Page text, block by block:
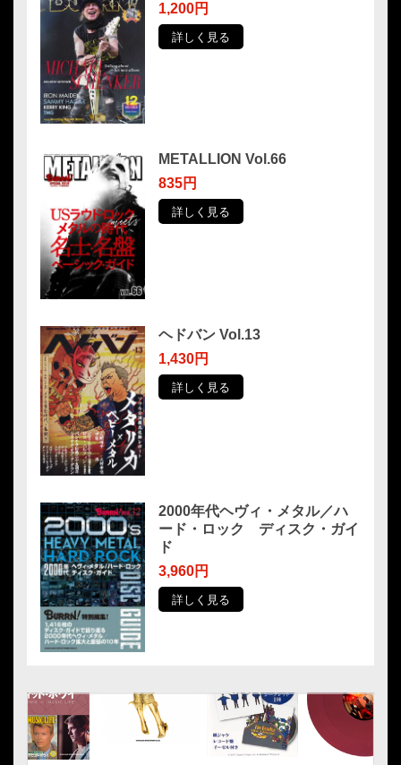
1,200円
詳しく見る
METALLION Vol.66
835円
詳しく見る
ヘドバン Vol.13
1,430円
詳しく見る
2000年代ヘヴィ・メタル／ハ
ード・ロック ディスク・ガイ
ド
3,960円
詳しく見る